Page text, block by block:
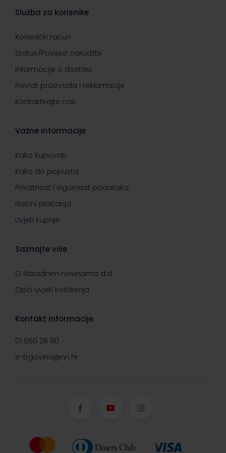
Služba za korisnike
Korisnički račun
Status/Povijest narudžbi
Informacije o dostavi
Povrat proizvoda i reklamacije
Kontaktirajte nas
Važne informacije
Kako kupovati
Kako do popusta
Privatnost i sigurnost podataka
Načini plaćanja
Uvjeti kupnje
Saznajte više
O Narodnim novinama d.d.
Opći uvjeti korištenja
Kontakt informacije
01 650 28 80
e-trgovina@nn.hr